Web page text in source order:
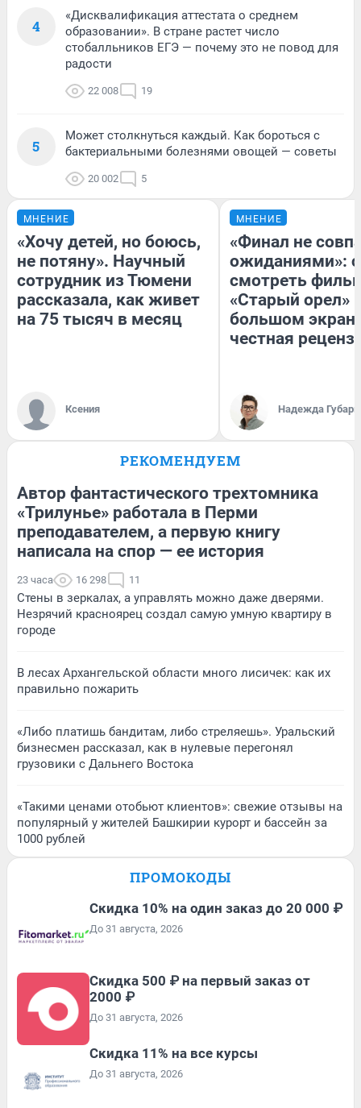
4
«Дисквалификация аттестата о среднем
образовании». В стране растет число
стобалльников ЕГЭ — почему это не повод для
радости
22 008 19
5
Может столкнуться каждый. Как бороться с
бактериальными болезнями овощей — советы
20 002 5
МНЕНИЕ
«Хочу детей, но боюсь,
не потяну». Научный
сотрудник из Тюмени
рассказала, как живет
на 75 тысяч в месяц
Ксения
МНЕНИЕ
«Финал не
ожиданиями»:
смотреть
«Старый орел»
большом
честная
Надежда Губарь
РЕКОМЕНДУЕМ
Автор фантастического трехтомника
«Трилунье» работала в Перми
преподавателем, а первую книгу
написала на спор — ее история
23 часа 16 298 11
Стены в зеркалах, а управлять можно даже дверями.
Незрячий красноярец создал самую умную квартиру в
городе
В лесах Архангельской области много лисичек: как их
правильно пожарить
«Либо платишь бандитам, либо стреляешь». Уральский
бизнесмен рассказал, как в нулевые перегонял
грузовики с Дальнего Востока
«Такими ценами отобьют клиентов»: свежие отзывы на
популярный у жителей Башкирии курорт и бассейн за
1000 рублей
ПРОМОКОДЫ
Скидка 10% на один заказ до 20 000 ₽
До 31 августа, 2026
Скидка 500 ₽ на первый заказ от
2000 ₽
До 31 августа, 2026
Скидка 11% на все курсы
До 31 августа, 2026